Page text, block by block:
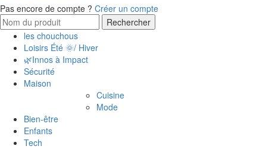
Pas encore de compte ? Créer un compte
Rechercher
les chouchous
Loisirs Été 🌞/ Hiver
🌿Innos à Impact
Sécurité
Maison
Cuisine
Mode
Bien-être
Enfants
Tech